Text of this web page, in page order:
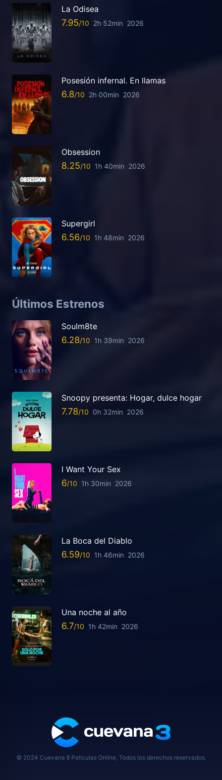
La Odisea
7.95 2h 52min 2026
Posesión infernal. En llamas
6.8 2h 00min 2026
Obsession
8.25 1h 40min 2026
Supergirl
6.56 1h 48min 2026
Últimos Estrenos
Soulm8te
6.28 1h 39min 2026
Snoopy presenta: Hogar, dulce hogar
7.78 0h 32min 2026
I Want Your Sex
6 1h 30min 2026
La Boca del Diablo
6.59 1h 46min 2026
Una noche al año
6.7 1h 42min 2026
© 2024 Cuevana 8 Peliculas Online, Todos los derechos reservados.